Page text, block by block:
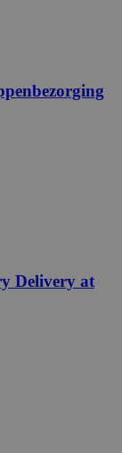
Delivery at